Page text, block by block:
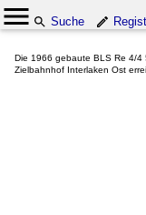
Suche
Die 1966 gebaute BLS Re 4/4
Zielbahnhof Interlaken Ost